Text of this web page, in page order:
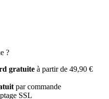
?
gratuite à partir de 49,90 €
par commande
SSL